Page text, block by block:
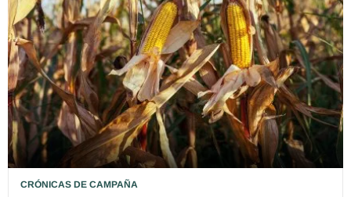
CRÓNICAS DE CAMPAÑA